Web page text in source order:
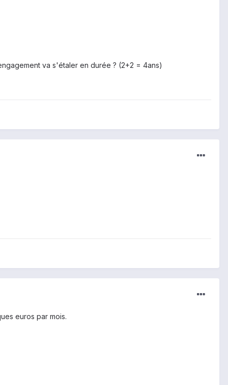
va s'étaler en durée ? (2+2 = 4ans)
euros par mois.